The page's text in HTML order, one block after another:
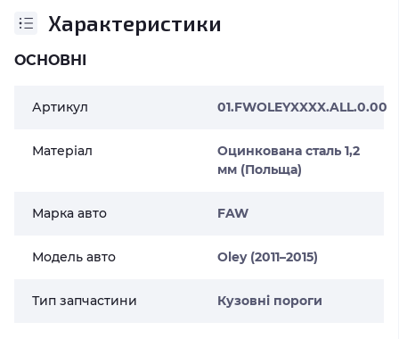
Характеристики
ОСНОВНІ
Артикул 01.FWOLEYXXXX.ALL.0.00
Матеріал
Оцинкована сталь 1,2
мм (Польща)
Марка авто FAW
Модель авто Oley (2011–2015)
Тип запчастини Кузовні пороги